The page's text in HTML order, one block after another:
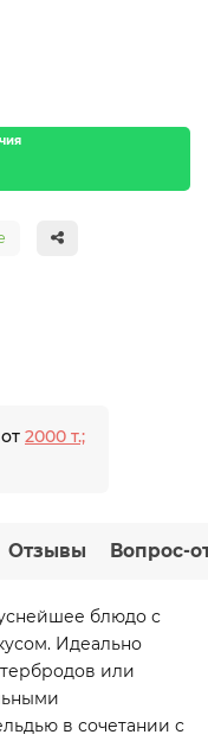
2000 т.;
Отзывы Вопрос-
блюдо с
Идеально
или
в сочетании с